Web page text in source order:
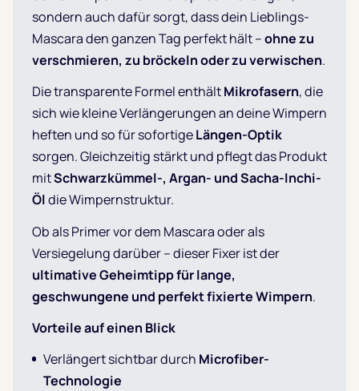
sondern auch dafür sorgt, dass dein Lieblings-
Mascara den ganzen Tag perfekt hält –ohne zu
verschmieren, zu bröckeln oder zu verwischen.
Die transparente Formel enthältMikrofasern, die
sich wie kleine Verlängerungen an deine Wimpern
heften und so für sofortigeLängen-Optik
sorgen. Gleichzeitig stärkt und pflegt das Produkt
mitSchwarzkümmel-, Argan- und Sacha-Inchi-
Öldie Wimpernstruktur.
Ob als Primer vor dem Mascara oder als
Versiegelung darüber – dieser Fixer ist der
ultimative Geheimtipp für lange,
geschwungene und perfekt fixierte Wimpern.
Vorteile auf einen Blick
Verlängert sichtbar durch Microfiber-
Technologie